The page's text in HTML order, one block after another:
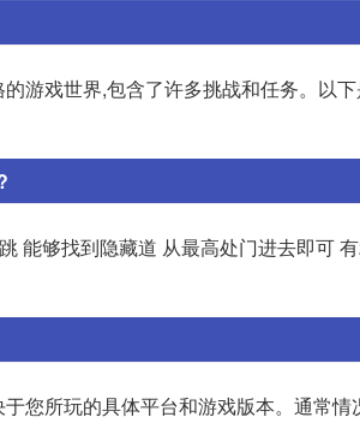
游戏世界,包含了许多挑战和任务。以
能够找到隐藏道 从最高处门进去即可
您所玩的具体平台和游戏版本。通常